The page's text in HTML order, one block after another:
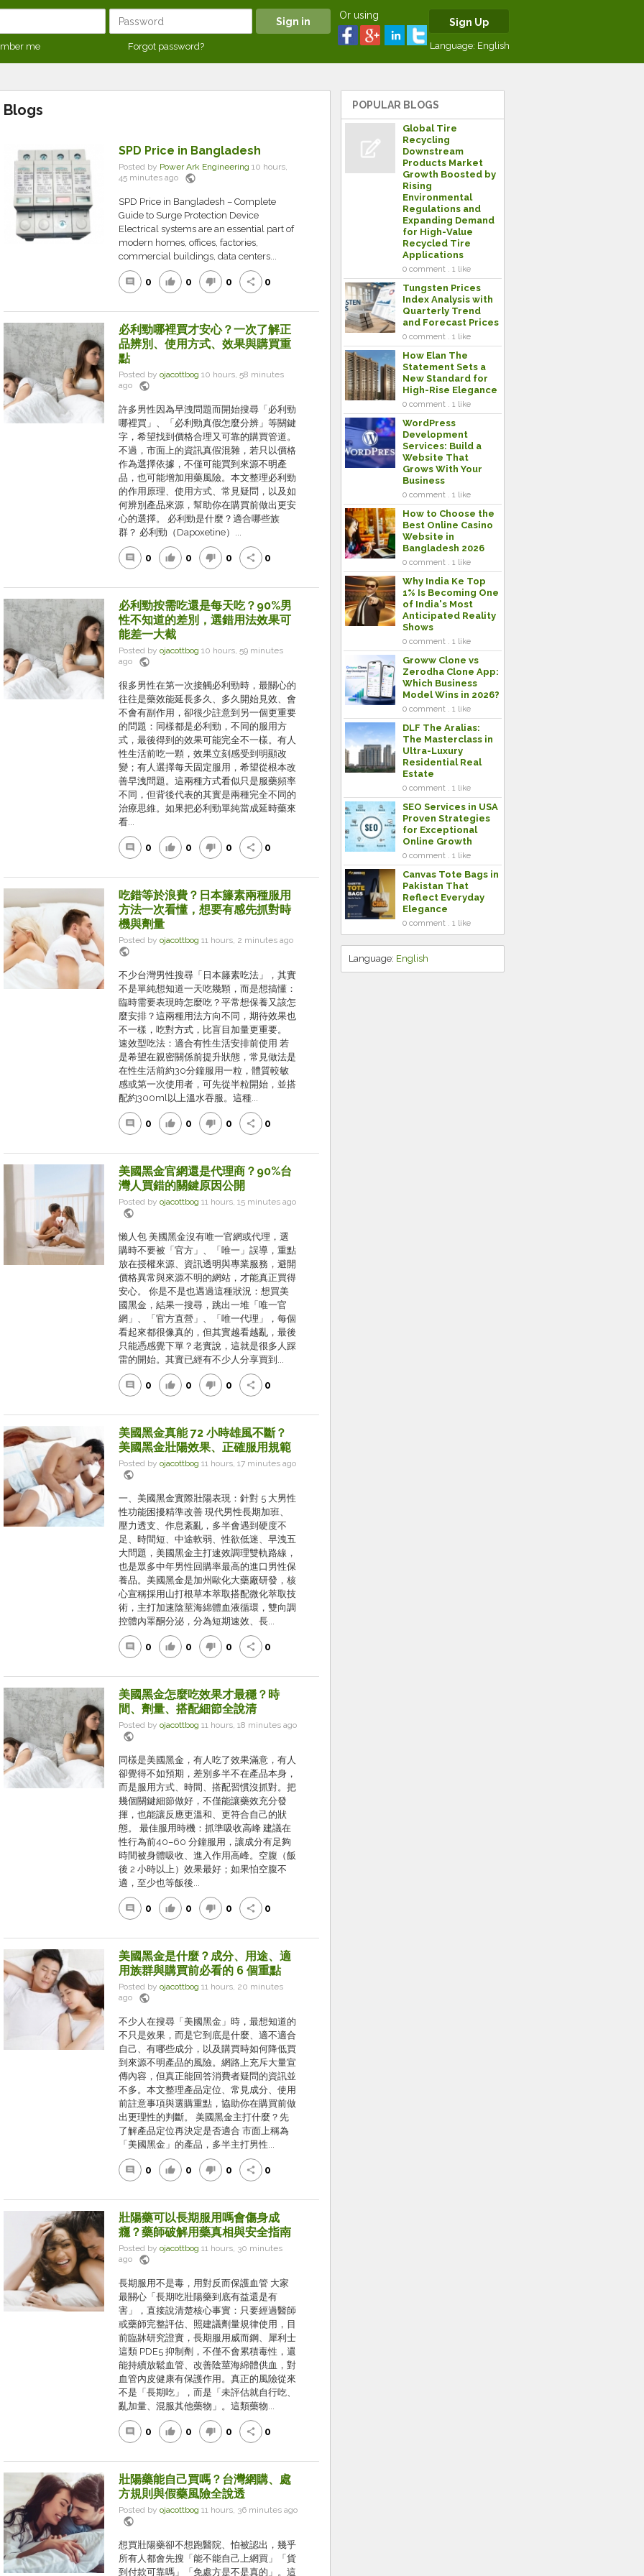
me Forgot password?
Or using
Sign Up
Language: English
POPULAR BLOGS
Global Tire
Recycling
Downstream
Products Market
Growth Boosted by
Rising
Environmental
Regulations and
Expanding Demand
for High-Value
Recycled Tire
Applications
0 comment . 1 like
Tungsten Prices
Index Analysis with
Quarterly Trend
and Forecast Prices
0 comment . 1 like
How Elan The
Statement Sets a
New Standard for
High-Rise Elegance
0 comment . 1 like
WordPress
Development
Services: Build a
Website That
Grows With Your
Business
0 comment . 1 like
How to Choose the
Best Online Casino
Website in
Bangladesh 2026
0 comment . 1 like
Why India Ke Top
1% Is Becoming One
of India's Most
Anticipated Reality
Shows
0 comment . 1 like
Groww Clone vs
Zerodha Clone App:
Which Business
Model Wins in 2026?
0 comment . 1 like
DLF The Aralias:
The Masterclass in
Ultra-Luxury
Residential Real
Estate
0 comment . 1 like
SEO Services in USA
Proven Strategies
for Exceptional
Online Growth
0 comment . 1 like
Canvas Tote Bags in
Pakistan That
Reflect Everyday
Elegance
0 comment . 1 like
Language: English
Blogs
SPD Price in Bangladesh
Posted by Power Ark Engineering 10 hours,
45 minutes ago
public
SPD Price in Bangladesh – Complete
Guide to Surge Protection Device
Electrical systems are an essential part of
modern homes, offices, factories,
commercial buildings, data centers...
comment 0 thumb_up 0 thumb_down 0 share 0
必利勁哪裡買才安心？一次了解正
品辨別、使用方式、效果與購買重
點
Posted by ojacottbog 10 hours, 58 minutes
ago
public
許多男性因為早洩問題而開始搜尋「必利勁
哪裡買」、「必利勁真假怎麼分辨」等關鍵
字，希望找到價格合理又可靠的購買管道。
不過，市面上的資訊真假混雜，若只以價格
作為選擇依據，不僅可能買到來源不明產
品，也可能增加用藥風險。本文整理必利勁
的作用原理、使用方式、常見疑問，以及如
何辨別產品來源，幫助你在購買前做出更安
心的選擇。 必利勁是什麼？適合哪些族
群？ 必利勁（Dapoxetine）...
comment 0 thumb_up 0 thumb_down 0 share 0
必利勁按需吃還是每天吃？90%男
性不知道的差別，選錯用法效果可
能差一大截
Posted by ojacottbog 10 hours, 59 minutes
ago
public
很多男性在第一次接觸必利勁時，最關心的
往往是藥效能延長多久、多久開始見效、會
不會有副作用，卻很少註意到另一個更重要
的問題：同樣都是必利勁，不同的服用方
式，最後得到的效果可能完全不一樣。有人
性生活前吃一顆，效果立刻感受到明顯改
變；有人選擇每天固定服用，希望從根本改
善早洩問題。這兩種方式看似只是服藥頻率
不同，但背後代表的其實是兩種完全不同的
治療思維。如果把必利勁單純當成延時藥來
看...
comment 0 thumb_up 0 thumb_down 0 share 0
吃錯等於浪費？日本籐素兩種服用
方法一次看懂，想要有感先抓對時
機與劑量
Posted by ojacottbog 11 hours, 2 minutes ago
public
不少台灣男性搜尋「日本籐素吃法」，其實
不是單純想知道一天吃幾顆，而是想搞懂：
臨時需要表現時怎麼吃？平常想保養又該怎
麼安排？這兩種用法方向不同，期待效果也
不一樣，吃對方式，比盲目加量更重要。
速效型吃法：適合有性生活安排前使用 若
是希望在親密關係前提升狀態，常見做法是
在性生活前約30分鐘服用一粒，體質較敏
感或第一次使用者，可先從半粒開始，並搭
配約300ml以上溫水吞服。這種...
comment 0 thumb_up 0 thumb_down 0 share 0
美國黑金官網還是代理商？90%台
灣人買錯的關鍵原因公開
Posted by ojacottbog 11 hours, 15 minutes ago
public
懶人包 美國黑金沒有唯一官網或代理，選
購時不要被「官方」、「唯一」誤導，重點
放在授權來源、資訊透明與專業服務，避開
價格異常與來源不明的網站，才能真正買得
安心。 你是不是也遇過這種狀況：想買美
國黑金，結果一搜尋，跳出一堆「唯一官
網」、「官方直營」、「唯一代理」，每個
看起來都很像真的，但其實越看越亂，最後
只能憑感覺下單？老實說，這就是很多人踩
雷的開始。其實已經有不少人分享買到...
comment 0 thumb_up 0 thumb_down 0 share 0
美國黑金真能 72 小時雄風不斷？
美國黑金壯陽效果、正確服用規範
Posted by ojacottbog 11 hours, 17 minutes ago
public
一、美國黑金實際壯陽表現：針對 5 大男性
性功能困擾精準改善 現代男性長期加班、
壓力透支、作息紊亂，多半會遇到硬度不
足、時間短、中途軟弱、性欲低迷、早洩五
大問題，美國黑金主打速效調理雙軌路線，
也是眾多中年男性回購率最高的進口男性保
養品。美國黑金是加州歐化大藥廠研發，核
心宣稱採用山打根草本萃取搭配微化萃取技
術，主打加速陰莖海綿體血液循環，雙向調
控體內睪酮分泌，分為短期速效、長...
comment 0 thumb_up 0 thumb_down 0 share 0
美國黑金怎麼吃效果才最穩？時
間、劑量、搭配細節全說清
Posted by ojacottbog 11 hours, 18 minutes ago
public
同樣是美國黑金，有人吃了效果滿意，有人
卻覺得不如預期，差別多半不在產品本身，
而是服用方式、時間、搭配習慣沒抓對。把
幾個關鍵細節做好，不僅能讓藥效充分發
揮，也能讓反應更溫和、更符合自己的狀
態。 最佳服用時機：抓準吸收高峰 建議在
性行為前40–60 分鐘服用，讓成分有足夠
時間被身體吸收、進入作用高峰。空腹（飯
後 2 小時以上）效果最好；如果怕空腹不
適，至少也等飯後...
comment 0 thumb_up 0 thumb_down 0 share 0
美國黑金是什麼？成分、用途、適
用族群與購買前必看的 6 個重點
Posted by ojacottbog 11 hours, 20 minutes
ago
public
不少人在搜尋「美國黑金」時，最想知道的
不只是效果，而是它到底是什麼、適不適合
自己、有哪些成分，以及購買時如何降低買
到來源不明產品的風險。網路上充斥大量宣
傳內容，但真正能回答消費者疑問的資訊並
不多。本文整理產品定位、常見成分、使用
前註意事項與選購重點，協助你在購買前做
出更理性的判斷。 美國黑金主打什麼？先
了解產品定位再決定是否適合 市面上稱為
「美國黑金」的產品，多半主打男性...
comment 0 thumb_up 0 thumb_down 0 share 0
壯陽藥可以長期服用嗎會傷身成
癮？藥師破解用藥真相與安全指南
Posted by ojacottbog 11 hours, 30 minutes
ago
public
長期服用不是毒，用對反而保護血管 大家
最關心「長期吃壯陽藥到底有益還是有
害」，直接說清楚核心事實：只要經過醫師
或藥師完整評估、照建議劑量規律使用，目
前臨牀研究證實，長期服用威而鋼、犀利士
這類 PDE5 抑制劑，不僅不會累積毒性，還
能持續放鬆血管、改善陰莖海綿體供血，對
血管內皮健康有保護作用。真正的風險從來
不是「長期吃」，而是「未評估就自行吃、
亂加量、混服其他藥物」。這類藥物...
comment 0 thumb_up 0 thumb_down 0 share 0
壯陽藥能自己買嗎？台灣網購、處
方規則與假藥風險全說透
Posted by ojacottbog 11 hours, 36 minutes ago
public
想買壯陽藥卻不想跑醫院、怕被認出，幾乎
所有人都會先搜「能不能自己上網買」「貨
到付款可靠嗎」「免處方是不是真的」。這